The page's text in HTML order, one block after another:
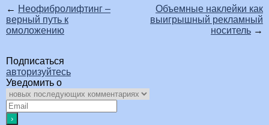
← Неофибролифтинг –
верный путь к
омоложению
Объемные наклейки как
выигрышный рекламный
носитель →
Подписаться
авторизуйтесь
Уведомить о